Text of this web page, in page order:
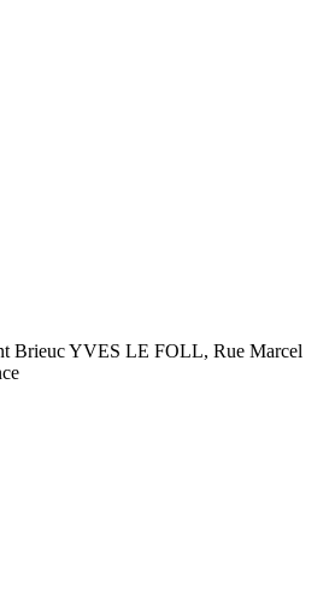
Brieuc YVES LE FOLL, Rue Marcel